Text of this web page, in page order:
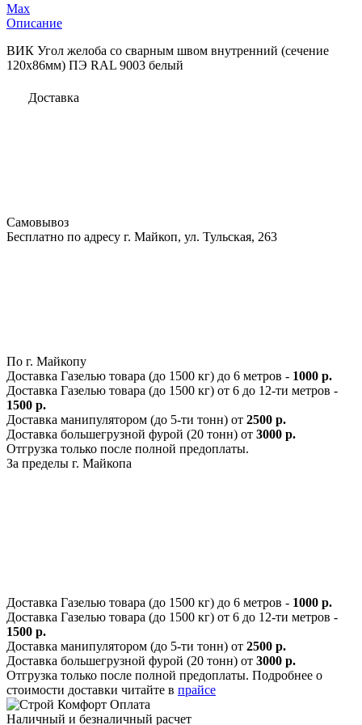
Max
Описание
ВИК Угол желоба со сварным швом внутренний (сечение
120х86мм) ПЭ RAL 9003 белый
Доставка
Самовывоз
Бесплатно по адресу г. Майкоп, ул. Тульская, 263
По г. Майкопу
Доставка Газелью товара (до 1500 кг) до 6 метров - 1000 р.
Доставка Газелью товара (до 1500 кг) от 6 до 12-ти метров -
1500 р.
Доставка манипулятором (до 5-ти тонн) от 2500 р.
Доставка большегрузной фурой (20 тонн) от 3000 р.
Отгрузка только после полной предоплаты.
За пределы г. Майкопа
Доставка Газелью товара (до 1500 кг) до 6 метров - 1000 р.
Доставка Газелью товара (до 1500 кг) от 6 до 12-ти метров -
1500 р.
Доставка манипулятором (до 5-ти тонн) от 2500 р.
Доставка большегрузной фурой (20 тонн) от 3000 р.
Отгрузка только после полной предоплаты. Подробнее о
стоимости доставки читайте в прайсе
Оплата
Наличный и безналичный расчет